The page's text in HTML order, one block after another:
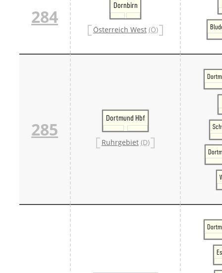
284
Dornbirn
Österreich West (Ö)
285
Dortmund Hbf
Ruhrgebiet (D)